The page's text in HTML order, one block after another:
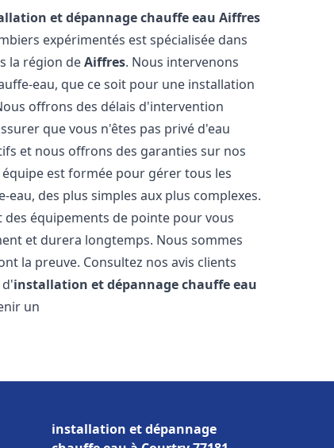
et dépannage chauffe eau Aiffres
expérimentés est spécialisée dans
la région deAiffres. Nous intervenons
eau, que ce soit pour une installation
offrons des délais d'intervention
que vous n'êtes pas privé d'eau
et nous offrons des garanties sur nos
est formée pour gérer tous les
des plus simples aux plus complexes.
équipements de pointe pour vous
et durera longtemps. Nous sommes
la preuve. Consultez nos avis clients
installation et dépannage chauffe eau
un
installation et dépannage